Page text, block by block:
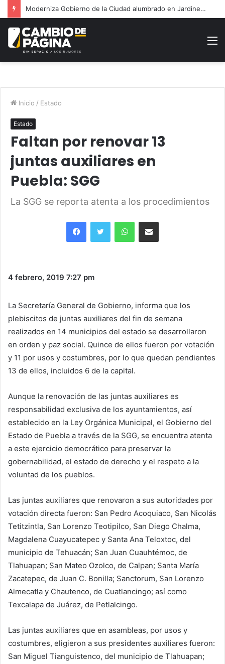
Congreso realizará mesas de trabajo para analizar Ley Casco
Inicio / Estado
Estado
Faltan por renovar 13
juntas auxiliares en
Puebla: SGG
La SGG se reporta atenta a los procedimientos
FacebookTwitter WhatsAppShare via Email
4 febrero, 2019 7:27 pm
La Secretaría General de Gobierno, informa que los
plebiscitos de juntas auxiliares del fin de semana
realizados en 14 municipios del estado se desarrollaron
en orden y paz social. Quince de ellos fueron por votación
y 11 por usos y costumbres, por lo que quedan pendientes
13 de ellos, incluidos 6 de la capital.
Aunque la renovación de las juntas auxiliares es
responsabilidad exclusiva de los ayuntamientos, así
establecido en la Ley Orgánica Municipal, el Gobierno del
Estado de Puebla a través de la SGG, se encuentra atenta
a este ejercicio democrático para preservar la
gobernabilidad, el estado de derecho y el respeto a la
voluntad de los pueblos.
Las juntas auxiliares que renovaron a sus autoridades por
votación directa fueron: San Pedro Acoquiaco, San Nicolás
Tetitzintla, San Lorenzo Teotipilco, San Diego Chalma,
Magdalena Cuayucatepec y Santa Ana Teloxtoc, del
municipio de Tehuacán; San Juan Cuauhtémoc, de
Tlahuapan; San Mateo Ozolco, de Calpan; Santa María
Zacatepec, de Juan C. Bonilla; Sanctorum, San Lorenzo
Almecatla y Chautenco, de Cuatlancingo; así como
Texcalapa de Juárez, de Petlalcingo.
Las juntas auxiliares que en asambleas, por usos y
costumbres, eligieron a sus presidentes auxiliares fueron:
San Miguel Tianguistenco, del municipio de Tlahuapan;